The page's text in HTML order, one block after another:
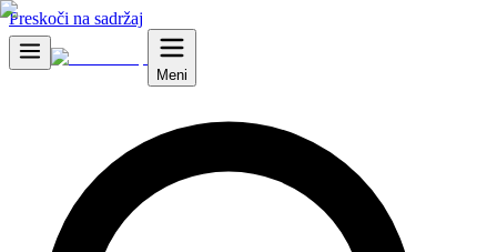
Preskoči na sadržaj
Meni